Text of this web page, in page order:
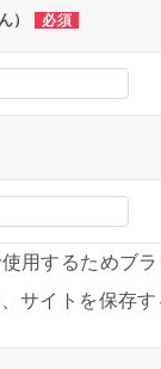
） 必須
用するためブ
サイトを保存す